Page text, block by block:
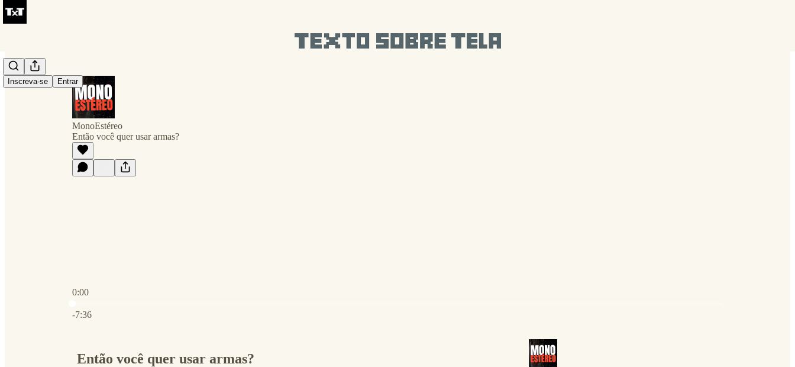
Inscreva-se Entrar
MonoEstéreo
Então você quer usar armas?
0:00
-7:36
Então você quer usar armas?